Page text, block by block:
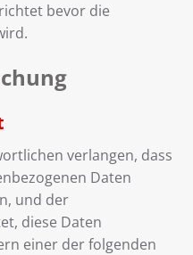
bevor die
verlangen, dass
Daten
und der
diese Daten
einer der folgenden